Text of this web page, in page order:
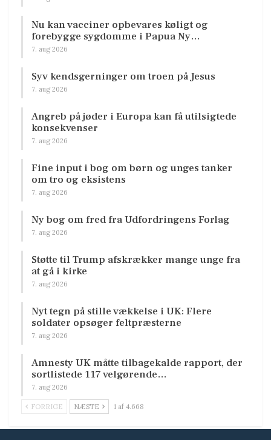
Nu kan vacciner opbevares køligt og
forebygge sygdomme i Papua Ny…
7. aug 2026
Syv kendsgerninger om troen på Jesus
7. aug 2026
Angreb på jøder i Europa kan få utilsigtede
konsekvenser
7. aug 2026
Fine input i bog om børn og unges tanker
om tro og eksistens
7. aug 2026
Ny bog om fred fra Udfordringens Forlag
7. aug 2026
Støtte til Trump afskrækker mange unge fra
at gå i kirke
7. aug 2026
Nyt tegn på stille vækkelse i UK: Flere
soldater opsøger feltpræsterne
7. aug 2026
Amnesty UK måtte tilbagekalde rapport, der
sortlistede 117 velgørende…
7. aug 2026
FORRIGE NÆSTE 1 af 4.668